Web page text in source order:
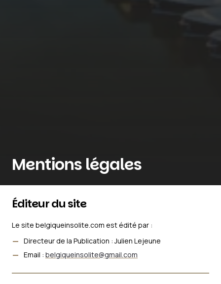
Mentions légales
Éditeur du site
Le site belgiqueinsolite.com est édité par :
Directeur de la Publication : Julien Lejeune
Email : belgiqueinsolite@gmail.com